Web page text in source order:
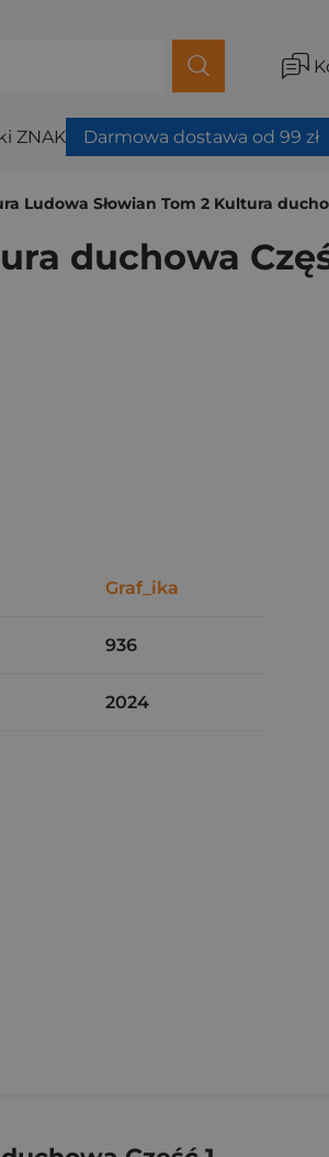
ZNAK Darmowa dostawa od 99 zł
Ludowa Słowian Tom 2 Kultura
duchowa
Graf_ika
936
2024